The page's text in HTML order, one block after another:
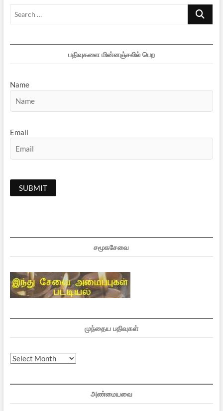
Search
பதிவுகளை மின்னஞ்சலில் பெற
Name
Email
சமூகசேவை
முந்தைய பதிவுகள்
முந்தைய
அண்மையவை